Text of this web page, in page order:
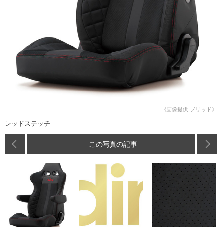
《画像提供 ブリッド》
レッドステッチ
この写真の記事